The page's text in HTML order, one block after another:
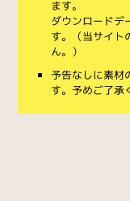
ます。
ダウンロードデ
す。（当サイト
ん。）
予告なしに素材
す。予めご了承